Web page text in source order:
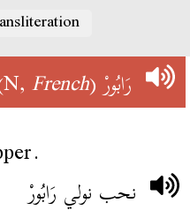
رَابُورْ(N,
French
نحب نولي رَابُورْ